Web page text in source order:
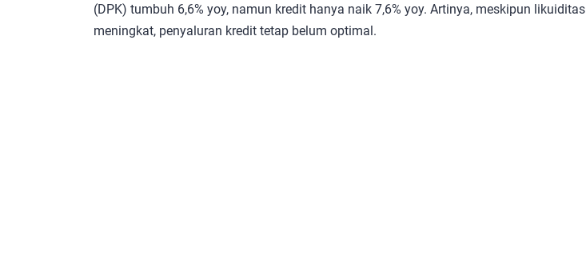
(DPK) tumbuh 6,6% yoy, namun kredit hanya naik 7,6% yoy. Artinya, meskipun likuiditas
meningkat, penyaluran kredit tetap belum optimal.